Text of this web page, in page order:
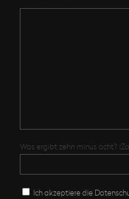
Was ergibt zehn minus acht?
Ich akzeptiere die